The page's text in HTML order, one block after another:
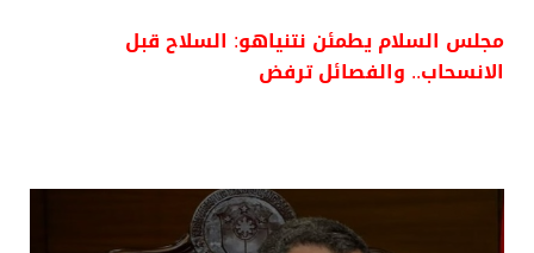
مجلس السلام يطمئن نتنياهو: السلاح قبل
الانسحاب.. والفصائل ترفض